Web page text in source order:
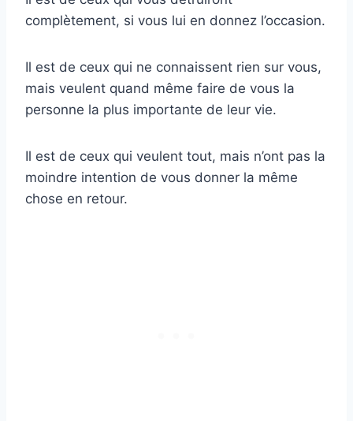
complètement, si vous lui en donnez l’occasion.
Il est de ceux qui ne connaissent rien sur vous,
mais veulent quand même faire de vous la
personne la plus importante de leur vie.
Il est de ceux qui veulent tout, mais n’ont pas la
moindre intention de vous donner la même
chose en retour.